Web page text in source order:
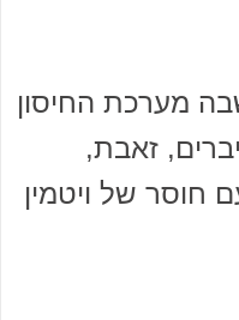
מערכת החיסון
זאבת,
חוסר של ויטמין